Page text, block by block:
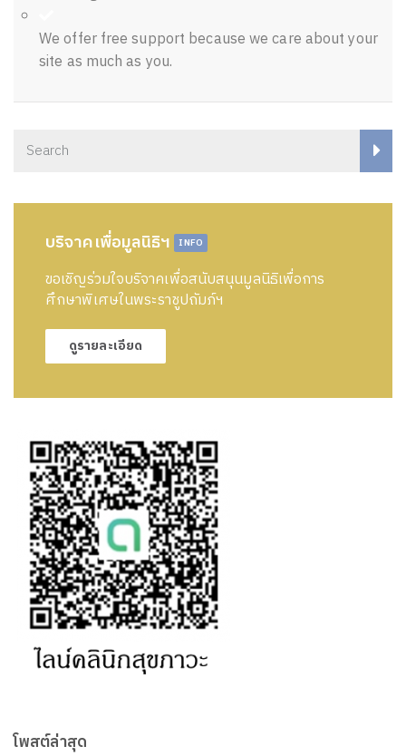
We offer free support because we care about your
site as much as you.
บริจาคเพื่อมูลนิธิฯ INFO
ขอเชิญร่วมใจบริจาคเพื่อสนับสนุนมูลนิธิเพื่อการ
ศึกษาพิเศษในพระราชูปถัมภ์ฯ
ดูรายละเอียด
โพสต์ล่าสุด